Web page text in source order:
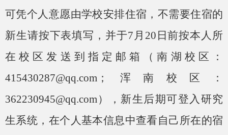
可凭个人意愿由学校安排住宿，不需要住宿的
新生请按下表填写，并于7月20日前按本人所
在校区发送到指定邮箱（南湖校区：
415430287@qq.com；浑南校区：
362230945@qq.com），新生后期可登入研究
生系统，在个人基本信息中查看自己所在的宿